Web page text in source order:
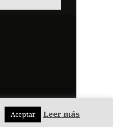
Aceptar Leer más